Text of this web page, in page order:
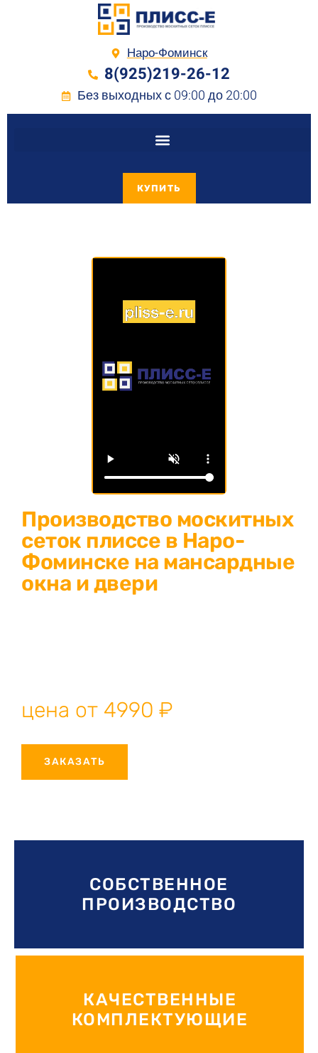
Наро-Фоминск
8(925)219-26-12
Без выходных с 09:00 до 20:00
КУПИТЬ
Производство москитных
сеток плиссе в Наро-
Фоминске на мансардные
окна и двери
цена от 4990 ₽
ЗАКАЗАТЬ
СОБСТВЕННОЕ
ПРОИЗВОДСТВО
КАЧЕСТВЕННЫЕ
КОМПЛЕКТУЮЩИЕ